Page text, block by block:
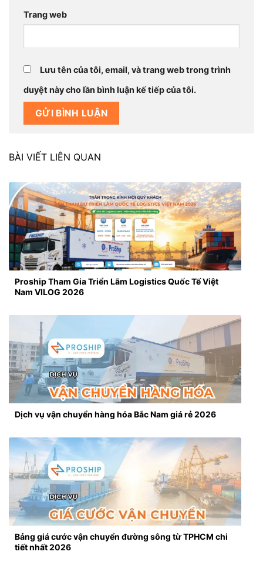
Trang web
Lưu tên của tôi, email, và trang web trong trình
duyệt này cho lần bình luận kế tiếp của tôi.
BÀI VIẾT LIÊN QUAN
Proship Tham Gia Triển Lãm Logistics Quốc Tế Việt
Nam VILOG 2026
Dịch vụ vận chuyển hàng hóa Bắc Nam giá rẻ 2026
Bảng giá cước vận chuyển đường sông từ TPHCM chi
tiết nhất 2026